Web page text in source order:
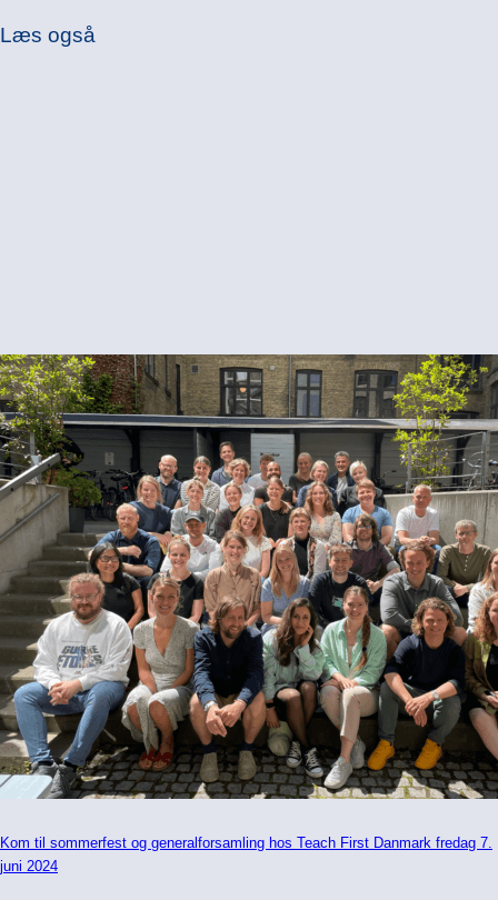
Læs også
Kom til sommerfest og generalforsamling hos Teach First Danmark fredag 7.
juni 2024